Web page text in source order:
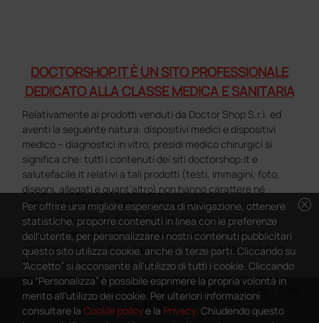
DOCTORSHOP.IT È UN SITO PROFESSIONALE
DEDICATO ALLA CLASSE MEDICA E SANITARIA
Relativamente ai prodotti venduti da Doctor Shop S.r.l. ed
aventi la seguente natura: dispositivi medici e dispositivi
medico – diagnostici in vitro, presidi medico chirurgici si
significa che: tutti i contenuti dei siti doctorshop.it e
salutefacile.it relativi a tali prodotti (testi, immagini, foto,
disegni, allegati e quant’altro) non hanno carattere né
natura di pubblicità. Tutti i contenuti devono intendersi e
sono di natura esclusivamente informativa e volti
esclusivamente a portare a conoscenza dei clienti e dei
potenziali clienti in fase di preacquisto i prodotti venduti da
Doctorshop attraverso la rete.
Copyright DoctorShop 2005-2026 - Tutti diritti riservati - P.IVA
04760660961
cancel
Per offrire una migliore esperienza di navigazione, ottenere
statistiche, proporre contenuti in linea con le preferenze
dell'utente, per personalizzare i nostri contenuti pubblicitari
questo sito utilizza cookie, anche di terze parti. Cliccando su
“Accetto” si acconsente all'utilizzo di tutti i cookie. Cliccando
su “Personalizza” è possibile esprimere la propria volontà in
merito all'utilizzo dei cookie. Per ulteriori informazioni
consultare la Cookie policye la Privacy. Chiudendo questo